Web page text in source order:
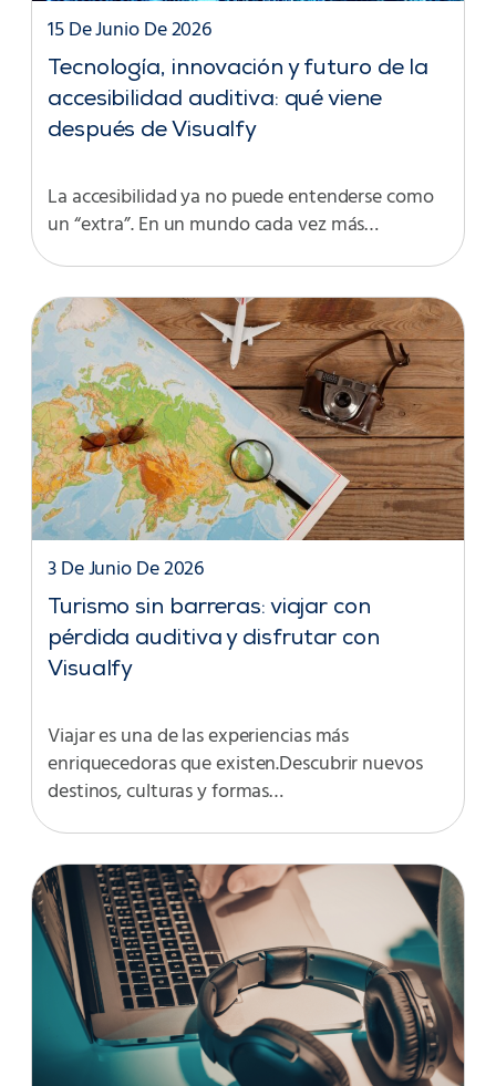
Tecnología, innovación y futuro de la
accesibilidad auditiva: qué viene
después de Visualfy
15 De Junio De 2026
La accesibilidad ya no puede entenderse como
un “extra”. En un mundo cada vez más…
Turismo sin barreras: viajar con
pérdida auditiva y disfrutar con
Visualfy
3 De Junio De 2026
Viajar es una de las experiencias más
enriquecedoras que existen.Descubrir nuevos
destinos, culturas y formas…